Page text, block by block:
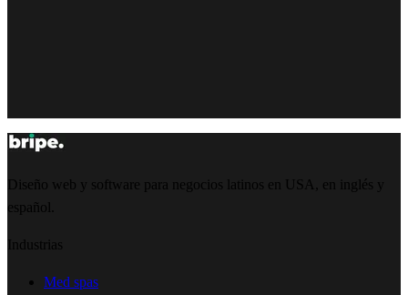
Diseño web y software para negocios latinos en USA, en inglés y
español.
Industrias
Med spas